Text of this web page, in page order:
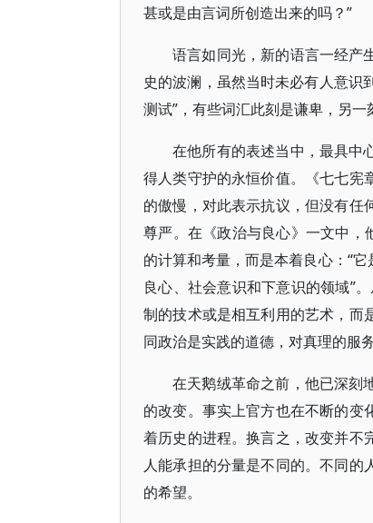
甚或是由言词所创造出来的吗？”
语言如同光，新的语言一经产
史的波澜，虽然当时未必有人意识
测试”，有些词汇此刻是谦卑，另一
在他所有的表述当中，最具中
得人类守护的永恒价值。《七七宪
的傲慢，对此表示抗议，但没有任
尊严。在《政治与良心》一文中，
的计算和考量，而是本着良心：“
良心、社会意识和下意识的领域”
制的技术或是相互利用的艺术，而
同政治是实践的道德，对真理的服
在天鹅绒革命之前，他已深刻
的改变。事实上官方也在不断的变
着历史的进程。换言之，改变并不
人能承担的分量是不同的。不同
的希望。